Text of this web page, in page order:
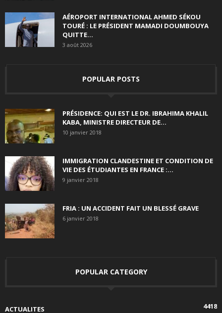
AÉROPORT INTERNATIONAL AHMED SÉKOU
TOURÉ : LE PRÉSIDENT MAMADI DOUMBOUYA
QUITTE...
3 août 2026
POPULAR POSTS
PRÉSIDENCE: QUI EST LE DR. IBRAHIMA KHALIL
KABA, MINISTRE DIRECTEUR DE...
10 janvier 2018
IMMIGRATION CLANDESTINE ET CONDITION DE
VIE DES ÉTUDIANTES EN FRANCE :...
9 janvier 2018
FRIA : UN ACCIDENT FAIT UN BLESSÉ GRAVE
6 janvier 2018
POPULAR CATEGORY
ACTUALITES
4418